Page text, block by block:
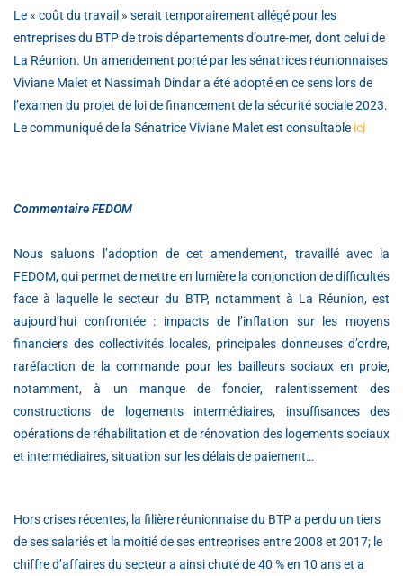
Le « coût du travail » serait temporairement allégé pour les
entreprises du BTP de trois départements d’outre-mer, dont celui de
La Réunion. Un amendement porté par les sénatrices réunionnaises
Viviane Malet et Nassimah Dindar a été adopté en ce sens lors de
l’examen du projet de loi de financement de la sécurité sociale 2023.
Le communiqué de la Sénatrice Viviane Malet est consultable ici
Commentaire FEDOM
Nous saluons l’adoption de cet amendement, travaillé avec la
FEDOM, qui permet de mettre en lumière la conjonction de difficultés
face à laquelle le secteur du BTP, notamment à La Réunion, est
aujourd’hui confrontée : impacts de l’inflation sur les moyens
financiers des collectivités locales, principales donneuses d’ordre,
raréfaction de la commande pour les bailleurs sociaux en proie,
notamment, à un manque de foncier, ralentissement des
constructions de logements intermédiaires, insuffisances des
opérations de réhabilitation et de rénovation des logements sociaux
et intermédiaires, situation sur les délais de paiement…
Hors crises récentes, la filière réunionnaise du BTP a perdu un tiers
de ses salariés et la moitié de ses entreprises entre 2008 et 2017; le
chiffre d’affaires du secteur a ainsi chuté de 40 % en 10 ans et a